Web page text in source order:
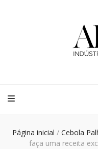
Página inicial / Cebola
faça uma receita